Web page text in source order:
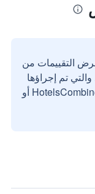
التقييمات من
تم إجراؤها
بواسطة مستخدمين حقيقيين مع HotelsCombined أو